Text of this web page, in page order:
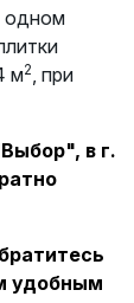
одном
м2 , при
в г.
удобным